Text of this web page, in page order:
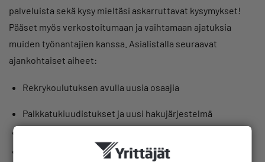
palveluista sekä kysy mieltäsi askarruttavat kysymykset!
Pääset myös verkostoitumaan ja vaihtamaan ajatuksia
muiden työnantajien kanssa. Asialistalla seuraavat
ajankohtaiset aiheet:
Rekrykoulutuksen avulla uusia osaajia
Palkkatukiuudistukset ja uusi hakujärjestelmä
Työkanava Oy työllistää vaikeimmassa asemassa olevia